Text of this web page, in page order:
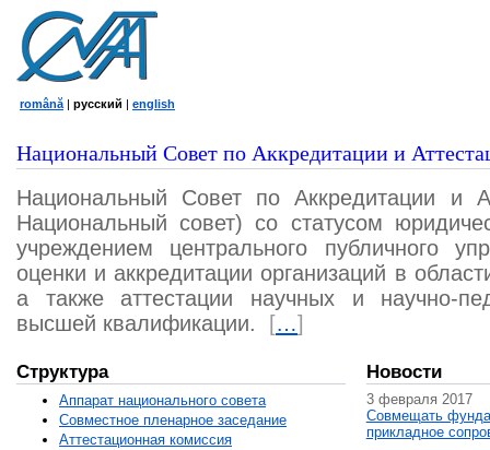
română | русский | english
Национальный Совет по Аккредитации и
Национальный Совет по Аккредитации и
Национальный совет) со статусом
учреждением центрального публичного
оценки и аккредитации организаций в
а также аттестации научных и научно-
высшей квалификации.
[…]
Структура
Аппарат национального совета
Совместное пленарное заседание
Аттестационная комисcия
Новости
3 февраля 2017
Совмещать
прикладное